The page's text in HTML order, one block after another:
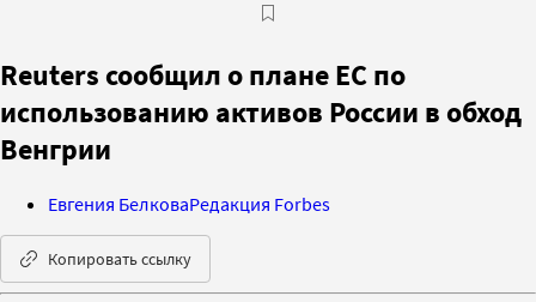
Reuters сообщил о плане ЕС по
использованию активов России в обход
Венгрии
Евгения БелковаРедакция Forbes
Копировать ссылку